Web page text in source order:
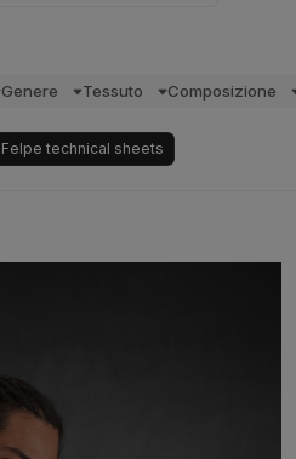
Genere Tessuto Composizione
technical sheets